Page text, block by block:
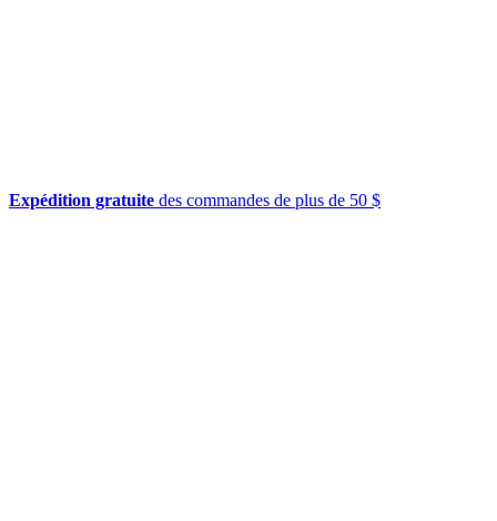
Expédition gratuite des commandes de plus de 50 $